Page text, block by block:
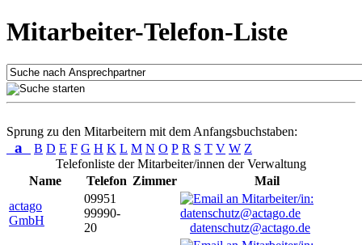
Mitarbeiter-Telefon-Liste
Sprung zu den Mitarbeitern mit dem Anfangsbuchstaben:
a B D E F G H K L M N O P R S T V W Z
Telefonliste der Mitarbeiter/innen der Verwaltung
Name
Telefon Zimmer
Mail
actago
GmbH
09951
99990-
20
datenschutz@actago.de